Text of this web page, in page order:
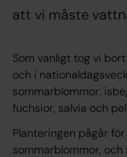
att vi måste
Som vanligt tog vi
och i
sommarblommor:
fuchsior, salvia och
Planteringen pågår
sommarblommor, och